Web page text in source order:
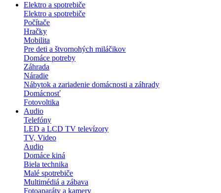
Elektro a spotrebiče
Elektro a spotrebiče
Počítače
Hračky
Mobilita
Pre deti a štvornohých miláčikov
Domáce potreby
Záhrada
Náradie
Nábytok a zariadenie domácnosti a záhrady
Domácnosť
Fotovoltika
Audio
Telefóny
LED a LCD TV televízory
TV, Video
Audio
Domáce kiná
Biela technika
Malé spotrebiče
Multimédiá a zábava
Fotoaparáty a kamery